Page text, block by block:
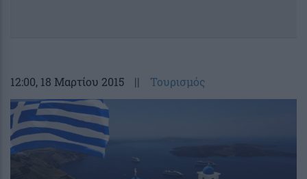
12:00, 18 Μαρτίου 2015 || Τουρισμός